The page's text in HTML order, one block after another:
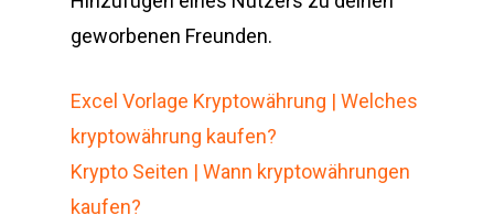
geworbenen Freunden.
Excel Vorlage Kryptowährung | Welches
kryptowährung kaufen?
Krypto Seiten | Wann kryptowährungen
kaufen?